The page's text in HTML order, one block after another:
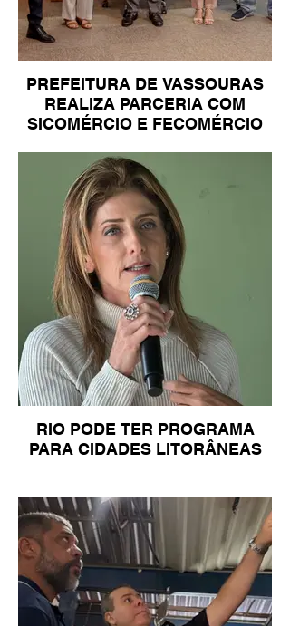
PREFEITURA DE VASSOURAS
REALIZA PARCERIA COM
SICOMÉRCIO E FECOMÉRCIO
RIO PODE TER PROGRAMA
PARA CIDADES LITORÂNEAS